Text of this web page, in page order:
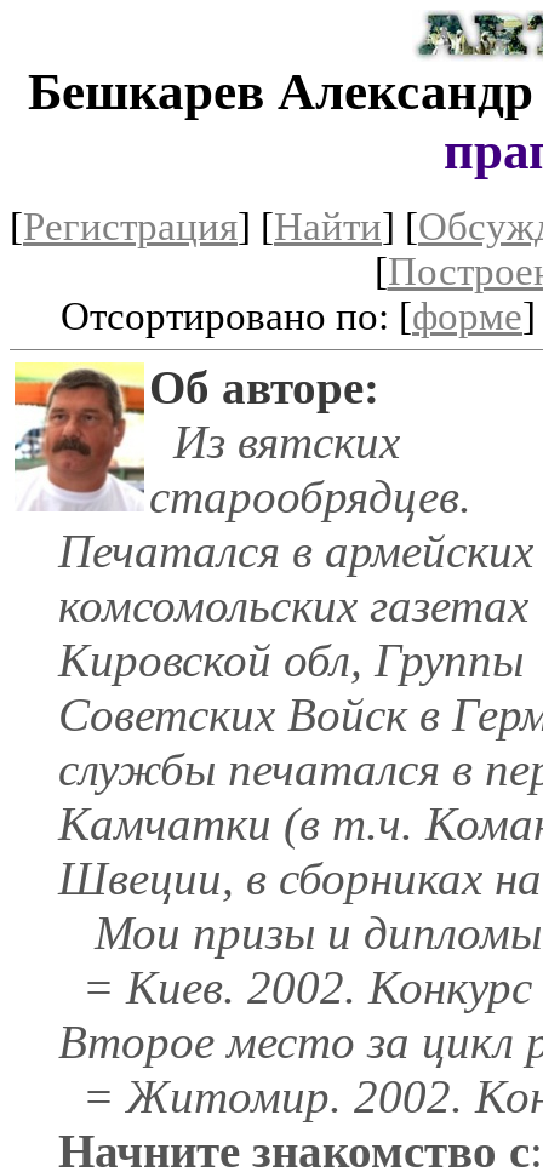
Бешкарев
[Регистрация] [Найти] [
[
Отсортировано по: [форме
Об авторе:
Из вятских
старообрядцев.
Печатался в
комсомольских газетах
Кировской обл, Группы
Советских Войск в
службы печатался в
Камчатки (в т.ч.
Швеции, в сборниках
Мои призы и
= Киев. 2002.
Второе место за цикл
= Житомир. 2002.
Начните знакомство с: